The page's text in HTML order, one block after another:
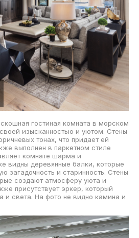
гостиная комната в морском
изысканностью и уютом. Стены
тонах, что придает ей
выполнен в паркетном стиле
комнате шарма и
видны деревянные балки, которые
загадочность и старинность. Стены
создают атмосферу уюта и
присутствует эркер, который
и света. На фото не видно камина и